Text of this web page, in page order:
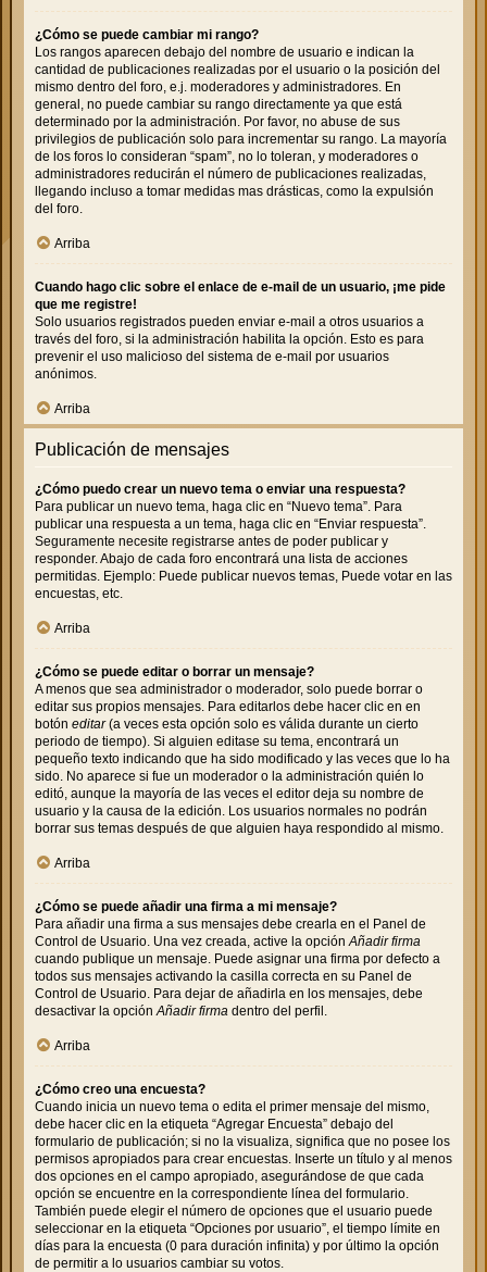
¿Cómo se puede cambiar mi rango?
Los rangos aparecen debajo del nombre de usuario e indican la
cantidad de publicaciones realizadas por el usuario o la posición del
mismo dentro del foro, e.j. moderadores y administradores. En
general, no puede cambiar su rango directamente ya que está
determinado por la administración. Por favor, no abuse de sus
privilegios de publicación solo para incrementar su rango. La mayoría
de los foros lo consideran “spam”, no lo toleran, y moderadores o
administradores reducirán el número de publicaciones realizadas,
llegando incluso a tomar medidas mas drásticas, como la expulsión
del foro.
Arriba
Cuando hago clic sobre el enlace de e-mail de un usuario, ¡me pide
que me registre!
Solo usuarios registrados pueden enviar e-mail a otros usuarios a
través del foro, si la administración habilita la opción. Esto es para
prevenir el uso malicioso del sistema de e-mail por usuarios
anónimos.
Arriba
Publicación de mensajes
¿Cómo puedo crear un nuevo tema o enviar una respuesta?
Para publicar un nuevo tema, haga clic en “Nuevo tema”. Para
publicar una respuesta a un tema, haga clic en “Enviar respuesta”.
Seguramente necesite registrarse antes de poder publicar y
responder. Abajo de cada foro encontrará una lista de acciones
permitidas. Ejemplo: Puede publicar nuevos temas, Puede votar en las
encuestas, etc.
Arriba
¿Cómo se puede editar o borrar un mensaje?
A menos que sea administrador o moderador, solo puede borrar o
editar sus propios mensajes. Para editarlos debe hacer clic en en
botón editar(a veces esta opción solo es válida durante un cierto
periodo de tiempo). Si alguien editase su tema, encontrará un
pequeño texto indicando que ha sido modificado y las veces que lo ha
sido. No aparece si fue un moderador o la administración quién lo
editó, aunque la mayoría de las veces el editor deja su nombre de
usuario y la causa de la edición. Los usuarios normales no podrán
borrar sus temas después de que alguien haya respondido al mismo.
Arriba
¿Cómo se puede añadir una firma a mi mensaje?
Para añadir una firma a sus mensajes debe crearla en el Panel de
Control de Usuario. Una vez creada, active la opción Añadir firma
cuando publique un mensaje. Puede asignar una firma por defecto a
todos sus mensajes activando la casilla correcta en su Panel de
Control de Usuario. Para dejar de añadirla en los mensajes, debe
desactivar la opción Añadir firma dentro del perfil.
Arriba
¿Cómo creo una encuesta?
Cuando inicia un nuevo tema o edita el primer mensaje del mismo,
debe hacer clic en la etiqueta “Agregar Encuesta” debajo del
formulario de publicación; si no la visualiza, significa que no posee los
permisos apropiados para crear encuestas. Inserte un título y al menos
dos opciones en el campo apropiado, asegurándose de que cada
opción se encuentre en la correspondiente línea del formulario.
También puede elegir el número de opciones que el usuario puede
seleccionar en la etiqueta “Opciones por usuario”, el tiempo límite en
días para la encuesta (0 para duración infinita) y por último la opción
de permitir a lo usuarios cambiar su votos.